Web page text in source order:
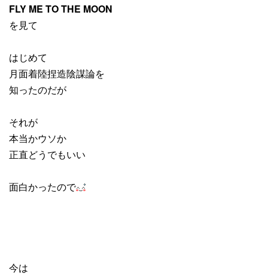
FLY ME TO THE MOON
を見て
はじめて
月面着陸捏造陰謀論を
知ったのだが
それが
本当かウソか
正直どうでもいい
面白かったので
今は